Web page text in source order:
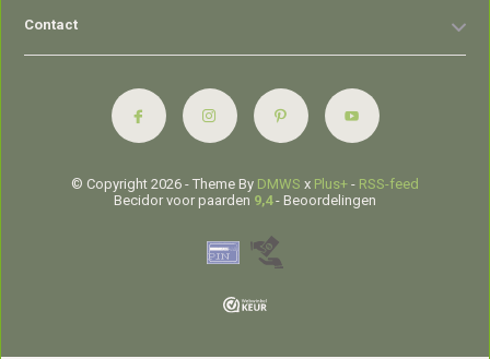
Contact
© Copyright 2026 - Theme By DMWS x Plus+ - RSS-feed
Becidor voor paarden 9,4- Beoordelingen